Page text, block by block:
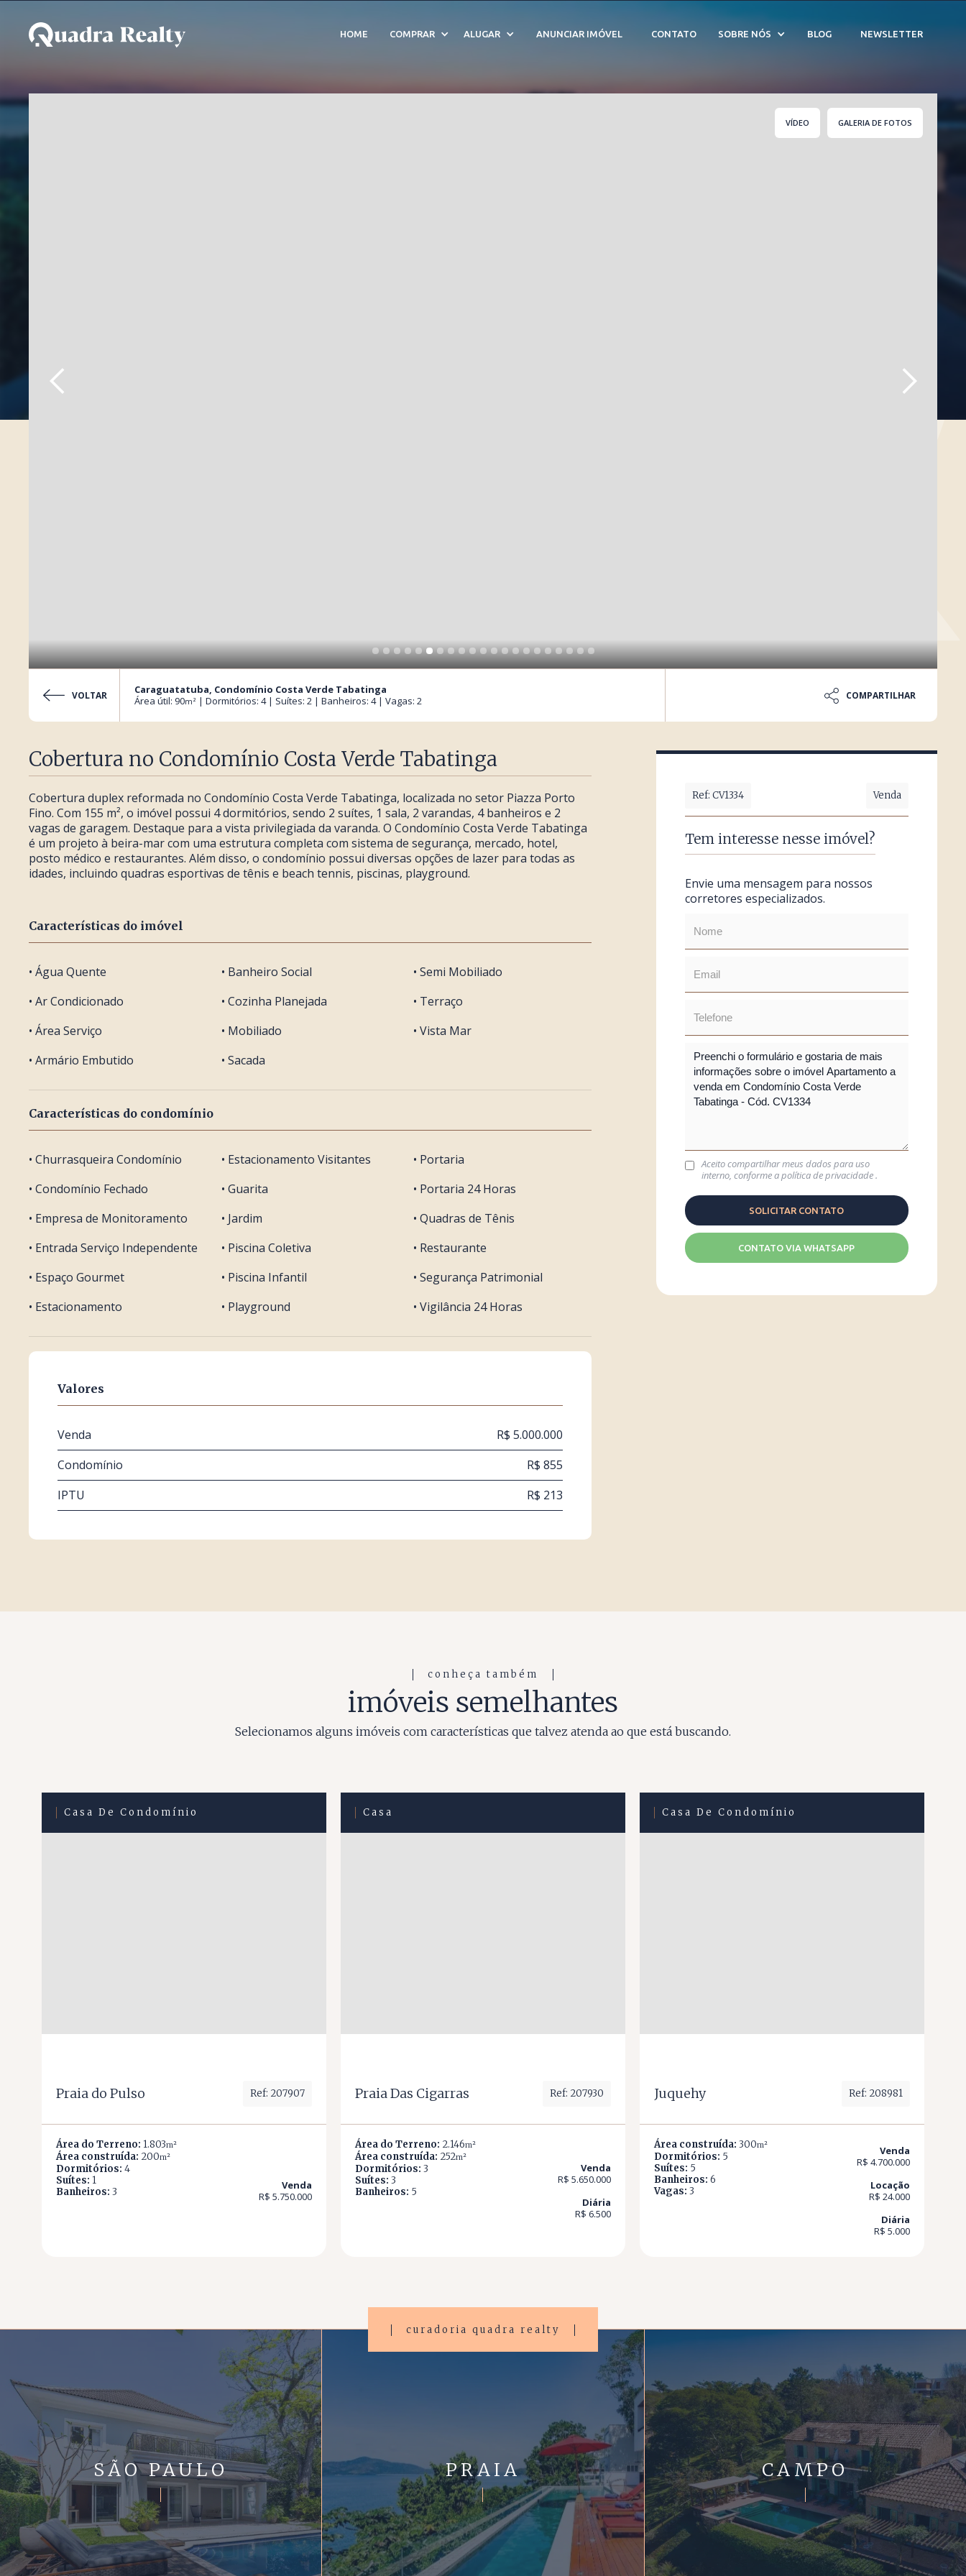
HOME COMPRAR ALUGAR ANUNCIAR IMÓVEL CONTATO SOBRE NÓS BLOG NEWSLETTER
Apartamento a venda em Condomínio Costa Verde Tabatinga - Cód.
VÍDEO GALERIA DE FOTOS
VOLTAR
Caraguatatuba, Condomínio Costa Verde Tabatinga
Área útil: 90m² | Dormitórios: 4 | Suítes: 2 | Banheiros: 4 | Vagas: 2 COMPARTILHAR
Cobertura no Condomínio Costa Verde Tabatinga
Cobertura duplex reformada no Condomínio Costa Verde Tabatinga, localizada no setor Piazza Porto
Fino. Com 155 m², o imóvel possui 4 dormitórios, sendo 2 suítes, 1 sala, 2 varandas, 4 banheiros e 2
vagas de garagem. Destaque para a vista privilegiada da varanda. O Condomínio Costa Verde Tabatinga
é um projeto à beira-mar com uma estrutura completa com sistema de segurança, mercado, hotel,
posto médico e restaurantes. Além disso, o condomínio possui diversas opções de lazer para todas as
idades, incluindo quadras esportivas de tênis e beach tennis, piscinas, playground.
Características do imóvel
• Água Quente
• Ar Condicionado
• Área Serviço
• Armário Embutido
• Banheiro Social
• Cozinha Planejada
• Mobiliado
• Sacada
• Semi Mobiliado
• Terraço
• Vista Mar
Características do condomínio
• Churrasqueira Condomínio
• Condomínio Fechado
• Empresa de Monitoramento
• Entrada Serviço Independente
• Espaço Gourmet
• Estacionamento
• Estacionamento Visitantes
• Guarita
• Jardim
• Piscina Coletiva
• Piscina Infantil
• Playground
• Portaria
• Portaria 24 Horas
• Quadras de Tênis
• Restaurante
• Segurança Patrimonial
• Vigilância 24 Horas
Valores
Venda
R$ 5.000.000
Condomínio
R$ 855
IPTU
R$ 213
Ref: CV1334 Venda
Tem interesse nesse imóvel?
Envie uma mensagem para nossos
corretores especializados.
Aceito compartilhar meus dados para uso
interno, conforme apolítica de privacidade.
CONTATO VIA WHATSAPP
conheça também
imóveis semelhantes
Selecionamos alguns imóveis com características que talvez atenda ao que está buscando.
Casa De Condomínio
Praia do Pulso Ref: 207907
Área do Terreno: 1.803m²
Área construída: 200m²
Dormitórios: 4
Suítes: 1
Banheiros: 3
Venda
R$ 5.750.000
Casa
Praia Das Cigarras Ref: 207930
Área do Terreno: 2.146m²
Área construída: 252m²
Dormitórios: 3
Suítes: 3
Banheiros: 5
Venda
R$ 5.650.000
Diária
R$ 6.500
Casa De Condomínio
Juquehy Ref: 208981
Área construída: 300m²
Dormitórios: 5
Suítes: 5
Banheiros: 6
Vagas: 3
Venda
R$ 4.700.000
Locação
R$ 24.000
Diária
R$ 5.000
curadoria quadra realty
SÃO PAULO PRAIA CAMPO